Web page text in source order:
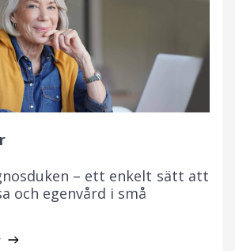
– ett enkelt sätt att
och egenvård i små